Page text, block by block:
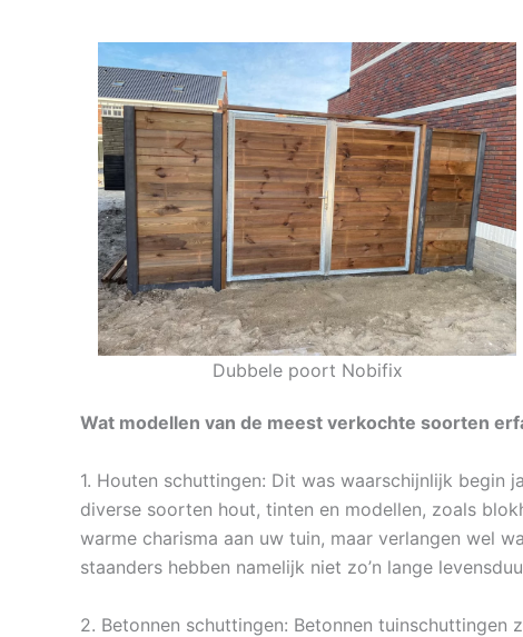
Dubbele poort Nobifix
Wat modellen van de meest verkochte soorten
1. Houten schuttingen: Dit was waarschijnlijk begin
diverse soorten hout, tinten en modellen, zoals
warme charisma aan uw tuin, maar verlangen wel
staanders hebben namelijk niet zo’n lange
2. Betonnen schuttingen: Betonnen tuinschuttingen